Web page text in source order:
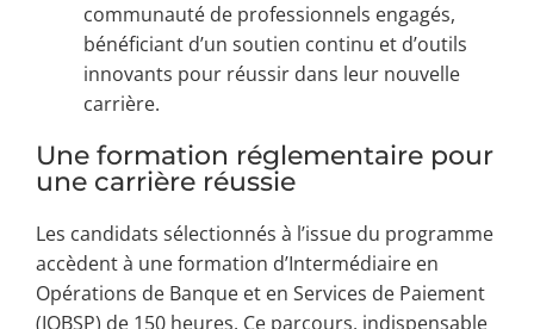
communauté de professionnels engagés,
bénéficiant d’un soutien continu et d’outils
innovants pour réussir dans leur nouvelle
carrière.
Une formation réglementaire pour
une carrière réussie
Les candidats sélectionnés à l’issue du programme
accèdent à une formation d’Intermédiaire en
Opérations de Banque et en Services de Paiement
(IOBSP) de 150 heures. Ce parcours, indispensable